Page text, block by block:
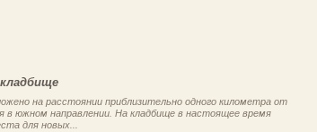
на расстоянии приблизительно одного километра от
в южном направлении. На кладбище в настоящее время
для новых...